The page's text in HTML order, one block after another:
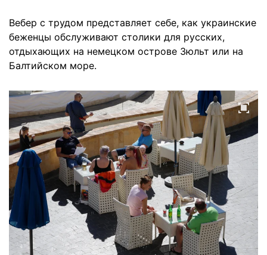
Вебер с трудом представляет себе, как украинские
беженцы обслуживают столики для русских,
отдыхающих на немецком острове Зюльт или на
Балтийском море.